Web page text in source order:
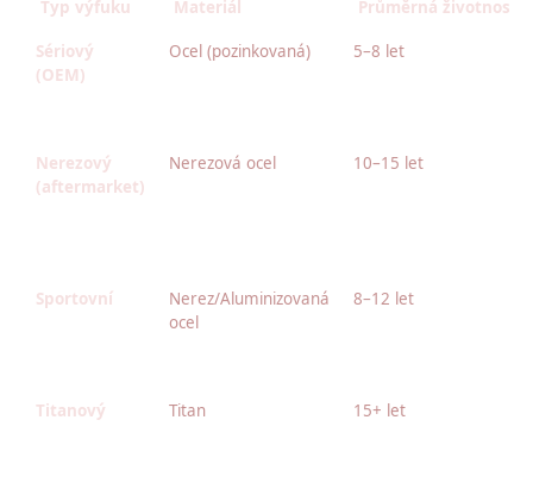
Typ výfuku Materiál Průměrná životnost
Sériový
(OEM)
Ocel (pozinkovaná) 5–8 let
Nerezový
(aftermarket)
Nerezová ocel 10–15 let
Sportovní
Nerez/Aluminizovaná
ocel
8–12 let
Titanový Titan 15+ let